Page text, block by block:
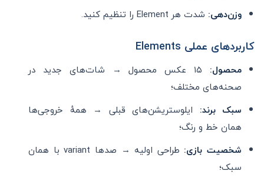
وزن‌دهی: شدت هر Element را تنظیم کنید.
کاربردهای عملی Elements
محصول:
۱۵ عکس محصول → شات‌های جدید در
صحنه‌های مختلف؛
سبک برند: ایلوستریشن‌های قبلی → همهٔ خروجی‌ها
همان خط و رنگ؛
شخصیت بازی:
طراحی اولیه → صدها variant با همان
سبک؛